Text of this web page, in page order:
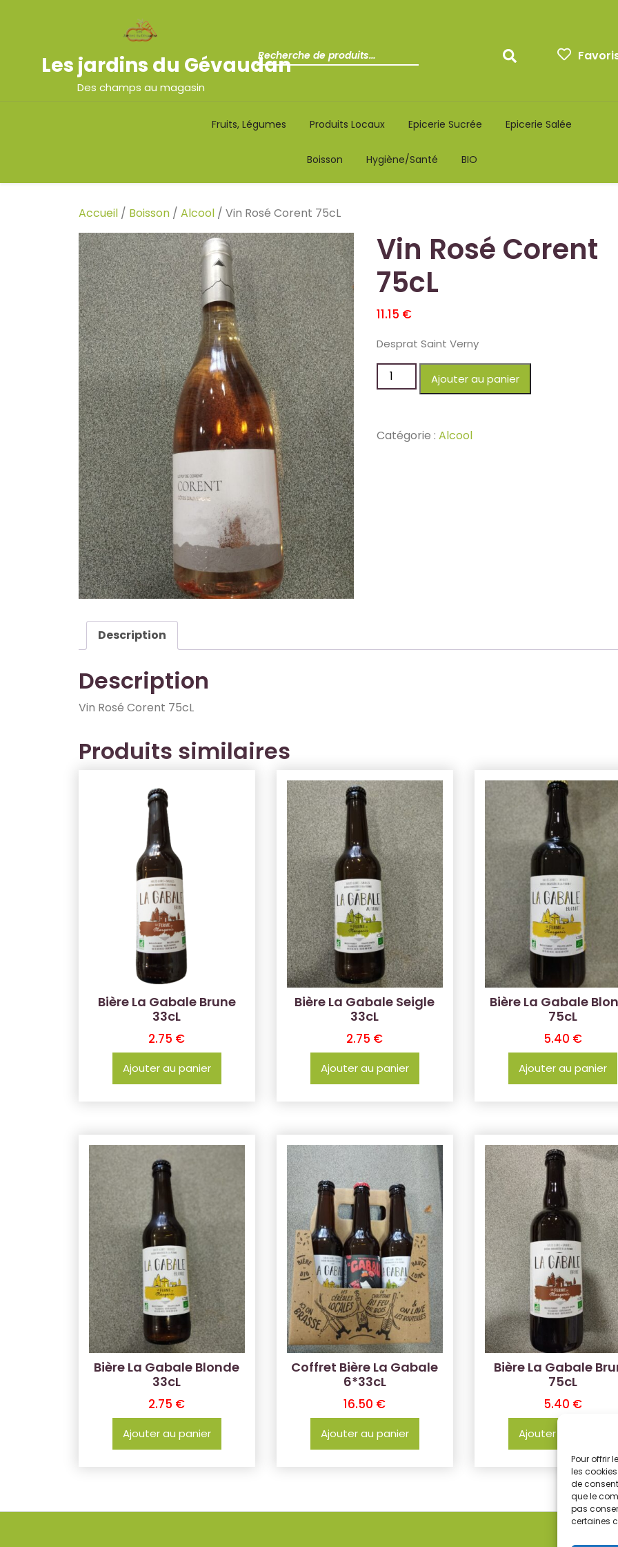
Pour offrir
les
de
que le
pas
certaines
Les jardins du Gévaudan
Des champs au magasin
Fruits, Légumes Produits Locaux Epicerie Sucrée Epicerie Salée
Boisson Hygiène/santé BIO
Accueil / Boisson / Alcool / Vin Rosé Corent 75cL
Vin Rosé Corent
75cL
11.15 €
Desprat Saint Verny
Ajouter au panier
Catégorie :Alcool
Description
Description
Vin Rosé Corent 75cL
Produits similaires
Bière La Gabale Brune
33cL
2.75 €
Ajouter au panier
Bière La Gabale Seigle
33cL
2.75 €
Ajouter au panier
Bière La Gabale
75cL
5.40 €
Ajouter au panier
Bière La Gabale Blonde
33cL
2.75 €
Ajouter au panier
Coffret Bière La Gabale
6*33cL
16.50 €
Ajouter au panier
Bière La Gabale
75cL
5.40 €
Ajouter au panier